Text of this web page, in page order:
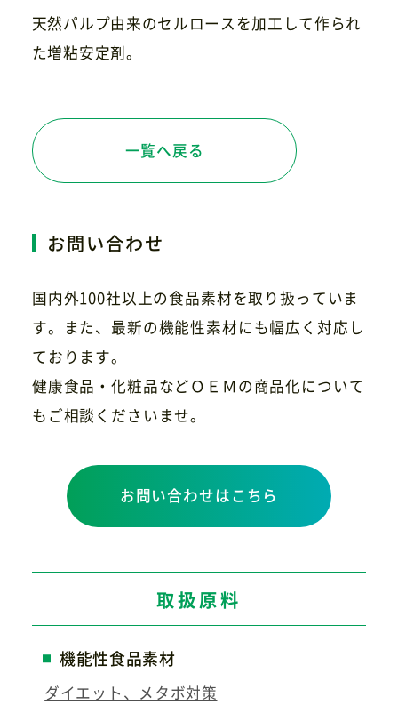
天然パルプ由来のセルロースを加工して作られ
た増粘安定剤。
一覧へ戻る
お問い合わせ
国内外100社以上の食品素材を取り扱っていま
す。また、最新の機能性素材にも幅広く対応し
ております。
健康食品・化粧品などＯＥＭの商品化について
もご相談くださいませ。
お問い合わせはこちら
取扱原料
機能性食品素材
ダイエット、メタボ対策